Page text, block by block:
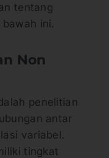
tentang
ini.
Non
penelitian
antar
variabel.
tingkat